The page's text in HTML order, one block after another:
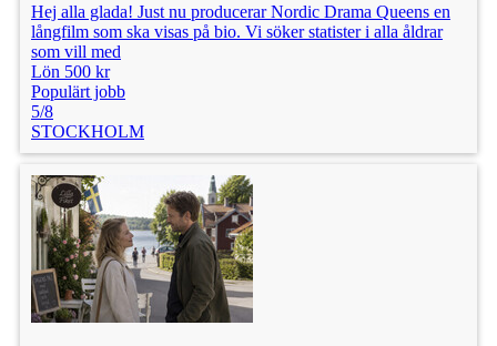
Hej alla glada! Just nu producerar Nordic Drama Queens en
långfilm som ska visas på bio. Vi söker statister i alla åldrar
som vill med
Lön 500 kr
Populärt jobb
5/8
STOCKHOLM